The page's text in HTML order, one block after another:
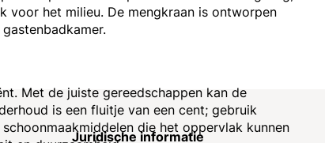
voor het milieu. De mengkraan is ontworpen
Met de juiste gereedschappen kan de
is een fluitje van een cent; gebruik
die het oppervlak kunnen
Juridische informatie